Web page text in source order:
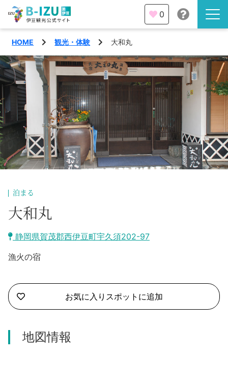
伊豆半島を知る
伊豆のみどころ
みる
あそぶ
あじわう
観光・体験
イベント
エリア
熱海市
沼津市
三島市
南伊豆町
函南町
西伊豆町
特集
旅の計画
モデルコース
旅程作成
アクセス
合同会社説明会
0
HOME 観光・体験 大和丸
泊まる
大和丸
静岡県賀茂郡西伊豆町宇久須202-97
漁火の宿
お気に入りスポットに追加
地図情報